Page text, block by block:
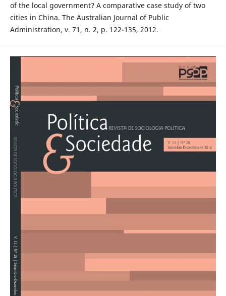
of the local government? A comparative case study of two
cities in China. The Australian Journal of Public
Administration, v. 71, n. 2, p. 122-135, 2012.